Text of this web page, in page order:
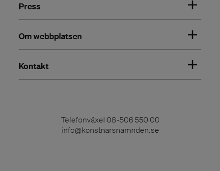
Press
Om webbplatsen
Kontakt
Telefonväxel 08-506 550 00
info@konstnarsnamnden.se